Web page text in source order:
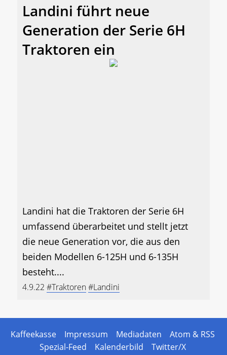
Landini führt neue
Generation der Serie 6H
Traktoren ein
Landini hat die Traktoren der Serie 6H
umfassend überarbeitet und stellt jetzt
die neue Generation vor, die aus den
beiden Modellen 6-125H und 6-135H
besteht....
4.9.22 #Traktoren#Landini
Kaffeekasse Impressum Mediadaten
Atom & RSS
Spezial-Feed
Kalenderbild
Twitter/X